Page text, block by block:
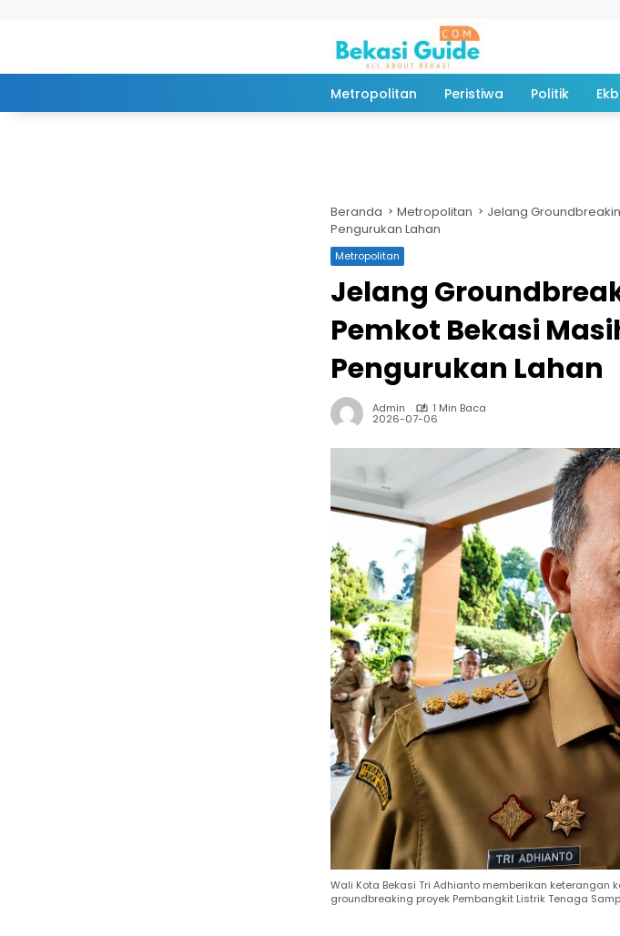
Metropolitan Peristiwa Politik
Beranda Metropolitan
Jelang
Pengurukan Lahan
Metropolitan
Jelang
Pemkot Bekasi
Pengurukan Lahan
Admin 1 Min Baca
2026-07-06
Wali Kota Bekasi Tri Adhianto memberikan
groundbreaking proyek Pembangkit Listrik Tenaga